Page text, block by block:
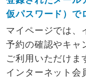
仮パスワード）で
マイページでは、
予約の確認やキャ
ご利用いただけま
インターネット会